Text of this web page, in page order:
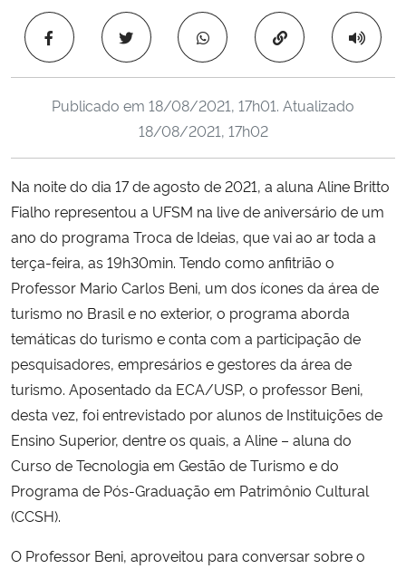
Ministério de Minas e Energia
Ministério da Ciência, Tecnologia, Inovações e Comunicações
Ministério do Desenvolvimento Regional
Controladoria-Geral da União
Ministério da Mulher, da Família e dos Direitos Humanos
Secretaria-Geral
Secretaria de Governo
Gabinete de Segurança Institucional
Banco Central do Brasil
Copiar para área
Publicado em 18/08/2021, 17h01. Atualizado
18/08/2021, 17h02
Na noite do dia 17 de agosto de 2021, a aluna Aline Britto
Fialho representou a UFSM na live de aniversário de um
ano do programa Troca de Ideias, que vai ao ar toda a
terça-feira, as 19h30min. Tendo como anfitrião o
Professor Mario Carlos Beni, um dos ícones da área de
turismo no Brasil e no exterior, o programa aborda
temáticas do turismo e conta com a participação de
pesquisadores, empresários e gestores da área de
turismo. Aposentado da ECA/USP, o professor Beni,
desta vez, foi entrevistado por alunos de Instituições de
Ensino Superior, dentre os quais, a Aline – aluna do
Curso de Tecnologia em Gestão de Turismo e do
Programa de Pós-Graduação em Patrimônio Cultural
(CCSH).
O Professor Beni, aproveitou para conversar sobre o